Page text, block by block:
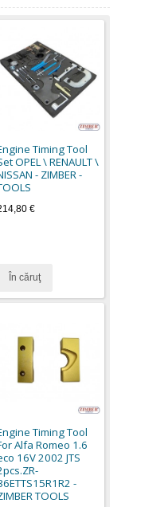
Timing Tool
OPEL \ RENAULT \
- ZIMBER -
€
În căruţ
Timing Tool
Alfa Romeo 1.6
16V 2002 JTS
-
TOOLS